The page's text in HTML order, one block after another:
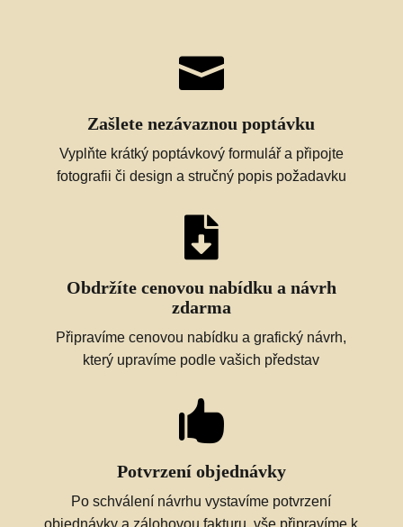

Zašlete nezávaznou poptávku
Vyplňte krátký poptávkový formulář a připojte
fotografii či design a stručný popis požadavku

Obdržíte cenovou nabídku a návrh
zdarma
Připravíme cenovou nabídku a grafický návrh,
který upravíme podle vašich představ

Potvrzení objednávky
Po schválení návrhu vystavíme potvrzení
objednávky a zálohovou fakturu, vše připravíme k